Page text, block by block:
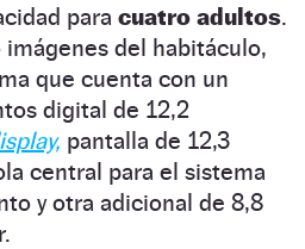
para cuatro adultos.
imágenes del habitáculo,
que cuenta con un
digital de 12,2
pantalla de 12,3
central para el sistema
y otra adicional de 8,8